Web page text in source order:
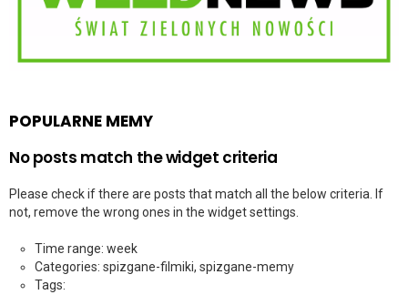
POPULARNE MEMY
No posts match the widget criteria
Please check if there are posts that match all the below criteria. If
not, remove the wrong ones in the widget settings.
Time range: week
Categories: spizgane-filmiki, spizgane-memy
Tags: